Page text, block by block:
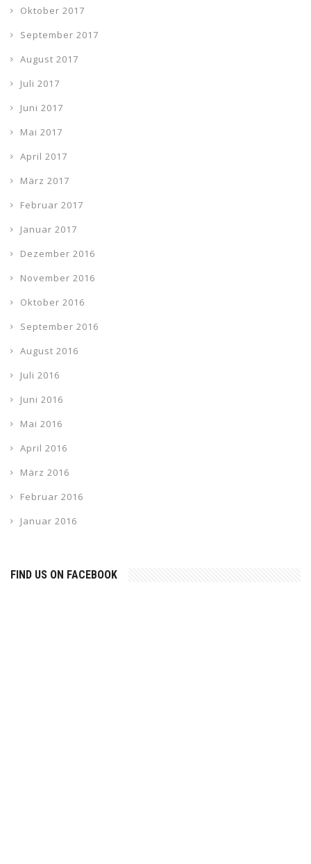
Oktober 2017
September 2017
August 2017
Juli 2017
Juni 2017
Mai 2017
April 2017
März 2017
Februar 2017
Januar 2017
Dezember 2016
November 2016
Oktober 2016
September 2016
August 2016
Juli 2016
Juni 2016
Mai 2016
April 2016
März 2016
Februar 2016
Januar 2016
FIND US ON FACEBOOK